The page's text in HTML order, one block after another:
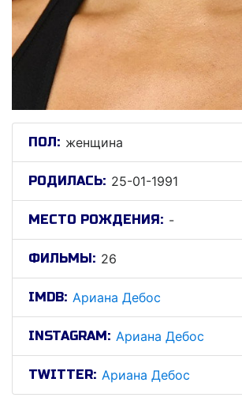
ПОЛ: женщина
РОДИЛАСЬ: 25-01-1991
МЕСТО РОЖДЕНИЯ: -
ФИЛЬМЫ: 26
IMDB: Ариана Дебос
INSTAGRAM: Ариана Дебос
TWITTER: Ариана Дебос